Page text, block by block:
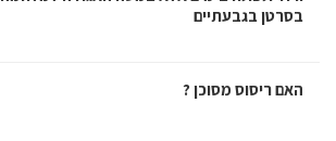
בסרטן בגבעתיים
האם ריסוס מסוכן ?